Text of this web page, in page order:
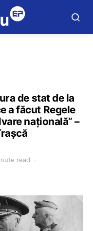
de stat de la
a făcut Regele
națională” –
read